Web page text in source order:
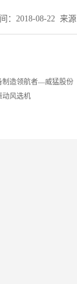
：2018-08-22 来
制造领航者—威猛股份
动风选机